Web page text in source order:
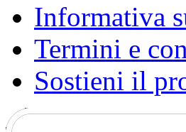
Informativa
Termini e
Sostieni il